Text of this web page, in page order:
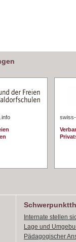
Internate stellen
Lage und
Pädagogischer